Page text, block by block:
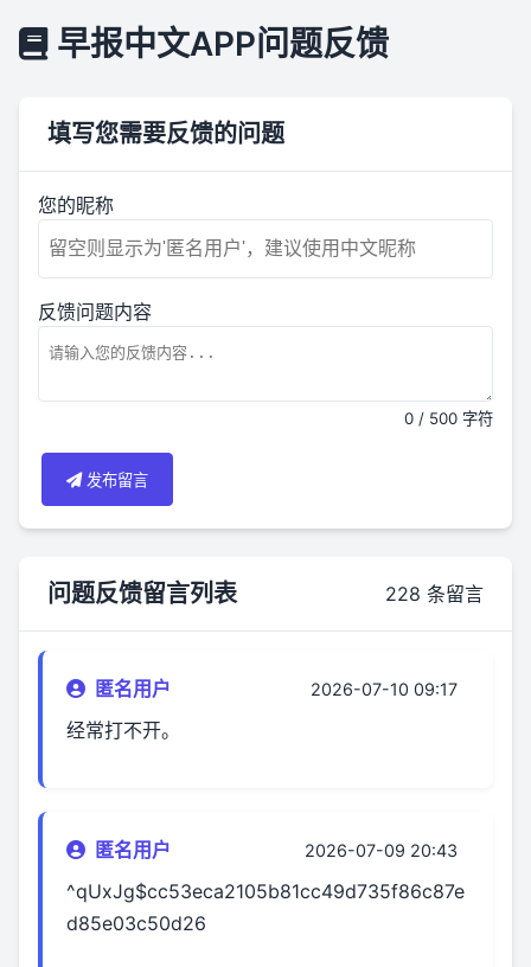
早报中文APP问题反馈
填写您需要反馈的问题
您的昵称
反馈问题内容
0 / 500 字符
发布留言
问题反馈留言列表 228 条留言
匿名用户 2026-07-10 09:17
经常打不开。
匿名用户 2026-07-09 20:43
^qUxJg$cc53eca2105b81cc49d735f86c87e
d85e03c50d26